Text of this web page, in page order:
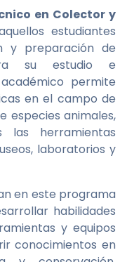
en Colector y
estudiantes
y preparación de
su estudio e
permite
en el campo de
especies animales,
las herramientas
laboratorios y
en este programa
habilidades
y equipos
conocimientos en